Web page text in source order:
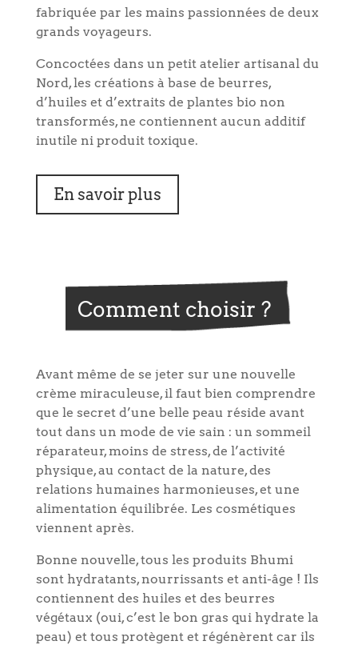
fabriquée par les mains passionnées de deux
grands voyageurs.
Concoctées dans un petit atelier artisanal du
Nord, les créations à base de beurres,
d’huiles et d’extraits de plantes bio non
transformés, ne contiennent aucun additif
inutile ni produit toxique.
En savoir plus
Comment choisir ?
Avant même de se jeter sur une nouvelle
crème miraculeuse, il faut bien comprendre
que le secret d’une belle peau réside avant
tout dans un mode de vie sain : un sommeil
réparateur, moins de stress, de l’activité
physique, au contact de la nature, des
relations humaines harmonieuses, et une
alimentation équilibrée. Les cosmétiques
viennent après.
Bonne nouvelle, tous les produits Bhumi
sont hydratants, nourrissants et anti-âge ! Ils
contiennent des huiles et des beurres
végétaux (oui, c’est le bon gras qui hydrate la
peau) et tous protègent et régénèrent car ils